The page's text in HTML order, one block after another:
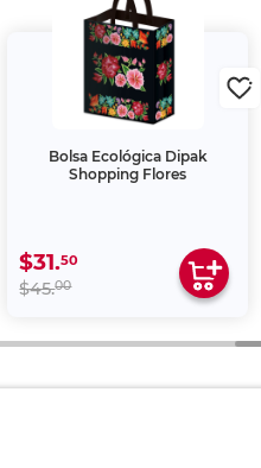
Bolsa Ecológica Dipak
Shopping Flores
$31.50
$45.00